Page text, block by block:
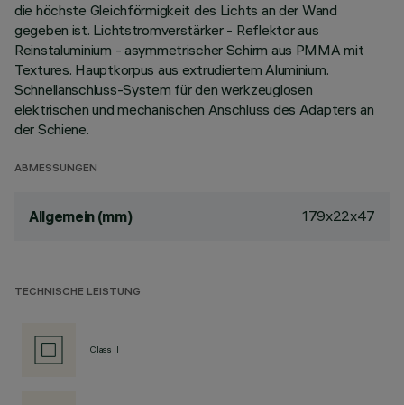
die höchste Gleichförmigkeit des Lichts an der Wand
gegeben ist. Lichtstromverstärker - Reflektor aus
Reinstaluminium - asymmetrischer Schirm aus PMMA mit
Textures. Hauptkorpus aus extrudiertem Aluminium.
Schnellanschluss-System für den werkzeuglosen
elektrischen und mechanischen Anschluss des Adapters an
der Schiene.
ABMESSUNGEN
Allgemein (mm) 179x22x47
TECHNISCHE LEISTUNG
Class II